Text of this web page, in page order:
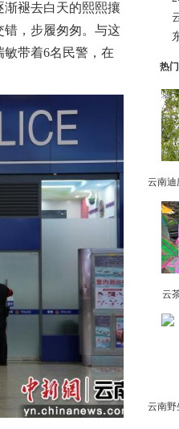
褪去白天的熙熙攘
错，步履匆匆。与这
带着6名民警，在
热
云